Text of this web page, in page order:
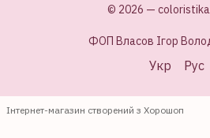
© 2026 —
ФОП Власов Ігор
Укр Рус
Інтернет-магазин створений з Хорошоп